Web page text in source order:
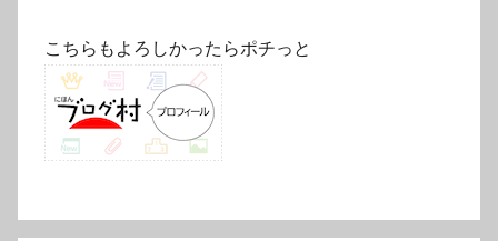
こちらもよろしかったらポチっと